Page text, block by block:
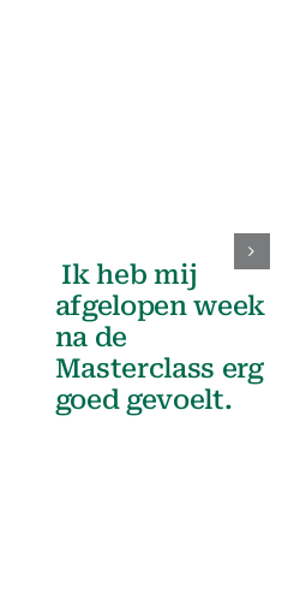
Ik heb mij
afgelopen week
na de
Masterclass erg
goed gevoelt.